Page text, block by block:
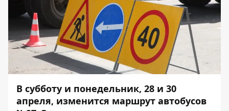
В субботу и понедельник, 28 и 30
апреля, изменится маршрут автобусов